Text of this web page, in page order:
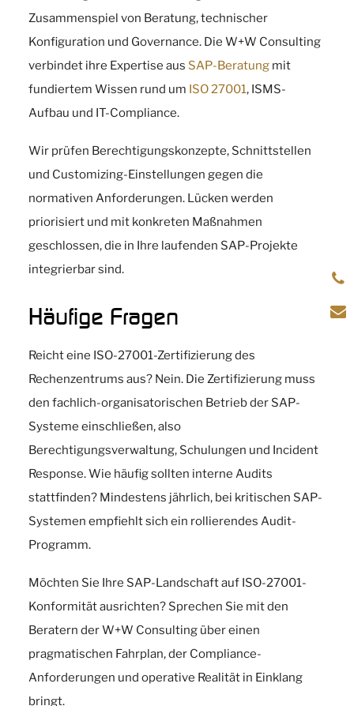
Zusammenspiel von Beratung, technischer
Konfiguration und Governance. Die W+W Consulting
verbindet ihre Expertise aus SAP-Beratung mit
fundiertem Wissen rund um ISO 27001, ISMS-
Aufbau und IT-Compliance.
Wir prüfen Berechtigungskonzepte, Schnittstellen
und Customizing-Einstellungen gegen die
normativen Anforderungen. Lücken werden
priorisiert und mit konkreten Maßnahmen
geschlossen, die in Ihre laufenden SAP-Projekte
integrierbar sind.
Häufige Fragen
Reicht eine ISO-27001-Zertifizierung des
Rechenzentrums aus? Nein. Die Zertifizierung muss
den fachlich-organisatorischen Betrieb der SAP-
Systeme einschließen, also
Berechtigungsverwaltung, Schulungen und Incident
Response. Wie häufig sollten interne Audits
stattfinden? Mindestens jährlich, bei kritischen SAP-
Systemen empfiehlt sich ein rollierendes Audit-
Programm.
Möchten Sie Ihre SAP-Landschaft auf ISO-27001-
Konformität ausrichten? Sprechen Sie mit den
Beratern der W+W Consulting über einen
pragmatischen Fahrplan, der Compliance-
Anforderungen und operative Realität in Einklang
bringt.